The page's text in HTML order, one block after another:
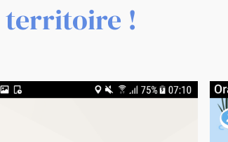
territoire !